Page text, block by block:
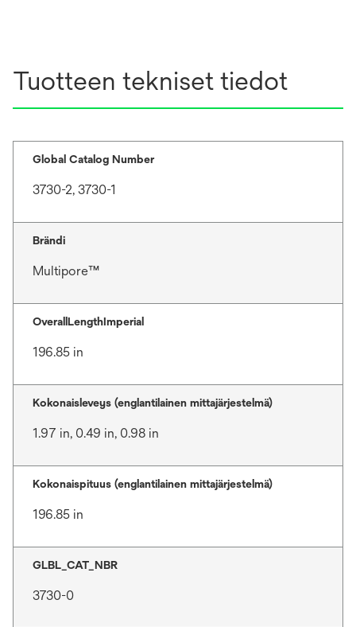
Tuotteen tekniset tiedot
Global Catalog Number
3730-2, 3730-1
Brändi
Multipore™
OverallLengthImperial
196.85 in
Kokonaisleveys (englantilainen mittajärjestelmä)
1.97 in, 0.49 in, 0.98 in
Kokonaispituus (englantilainen mittajärjestelmä)
196.85 in
GLBL_CAT_NBR
3730-0